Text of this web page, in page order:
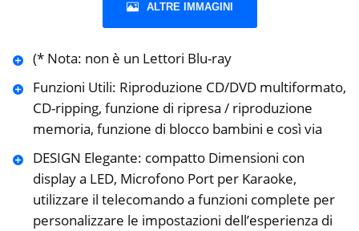
ALTRE IMMAGINI
(* Nota: non è un Lettori Blu-ray
Funzioni Utili: Riproduzione CD/DVD multiformato,
CD-ripping, funzione di ripresa / riproduzione
memoria, funzione di blocco bambini e così via
DESIGN Elegante: compatto Dimensioni con
display a LED, Microfono Port per Karaoke,
utilizzare il telecomando a funzioni complete per
personalizzare le impostazioni dell’esperienza di